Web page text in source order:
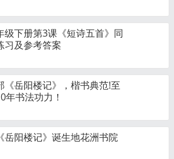
级下册第3课《短诗五首》同
习及参考答案
《岳阳楼记》，楷书典范!至
年书法功力！
岳阳楼记》诞生地花洲书院